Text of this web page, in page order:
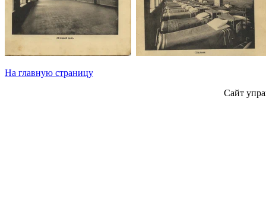
На главную страницу
Сайт